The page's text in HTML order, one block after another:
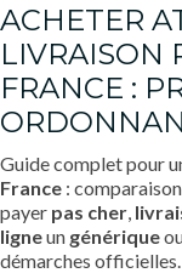
ACHETER
LIVRAISON
FRANCE :
Guide complet pour
France :
payer pas cher,
ligneun générique
démarches officielles.